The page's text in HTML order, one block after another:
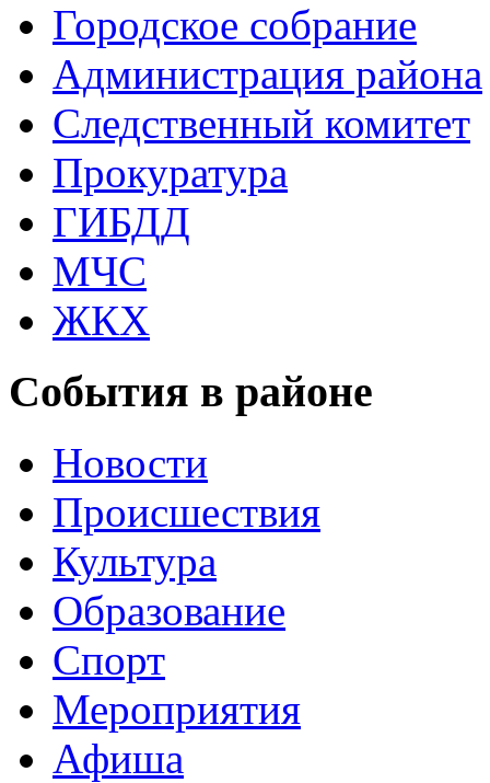
Городское собрание
Администрация района
Следственный комитет
Прокуратура
ГИБДД
МЧС
ЖКХ
События в районе
Новости
Происшествия
Культура
Образование
Спорт
Мероприятия
Афиша